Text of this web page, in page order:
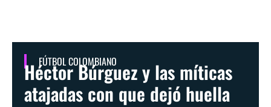
FÚTBOL COLOMBIANO
Héctor Búrguez y las míticas
atajadas con que dejó huella